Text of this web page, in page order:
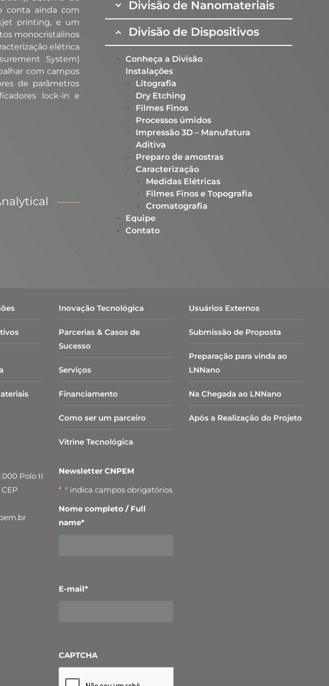
conta ainda com
printing, e um
monocristalinos
elétrica
System)
com campos
de parâmetros
lock-in e
/ 200 μA
Divisão de Nanomateriais
Divisão de Dispositivos
Conheça a Divisão
Instalações
Litografia
Dry Etching
Filmes Finos
Processos úmidos
Impressão 3D – Manufatura
Aditiva
Preparo de amostras
Caracterização
Medidas Elétricas
Filmes Finos e Topografia
Cromatografia
Equipe
Contato
Inovação Tecnológica
Parcerias & Casos de
Sucesso
Serviços
Financiamento
Como ser um parceiro
Vitrine Tecnológica
Usuários Externos
Submissão de Proposta
Preparação para vinda ao
LNNano
Na Chegada ao LNNano
Após a Realização do Projeto
Polo II
Newsletter CNPEM
"*" indica campos obrigatórios
Nome completo / Full
name*
E-mail*
CAPTCHA